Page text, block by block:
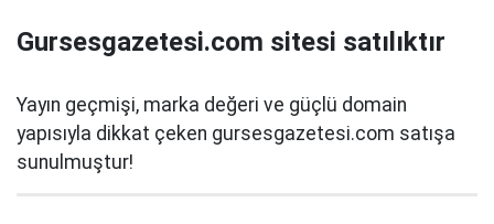
Gursesgazetesi.com sitesi satılıktır
Yayın geçmişi, marka değeri ve güçlü domain
yapısıyla dikkat çeken gursesgazetesi.com satışa
sunulmuştur!